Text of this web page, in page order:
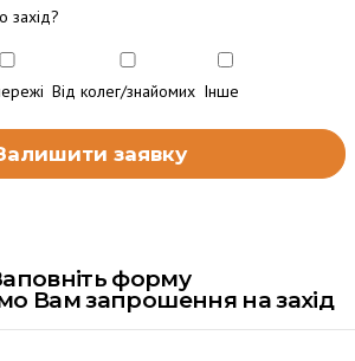
захід?
Від колег/знайомих Інше
форму
Вам запрошення на захід